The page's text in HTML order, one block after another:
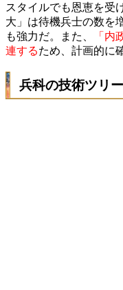
スタイルでも恩恵を受
大」は待機兵士の数を
も強力だ。また、
「内
連するため、計画的に
兵科の技術ツリー